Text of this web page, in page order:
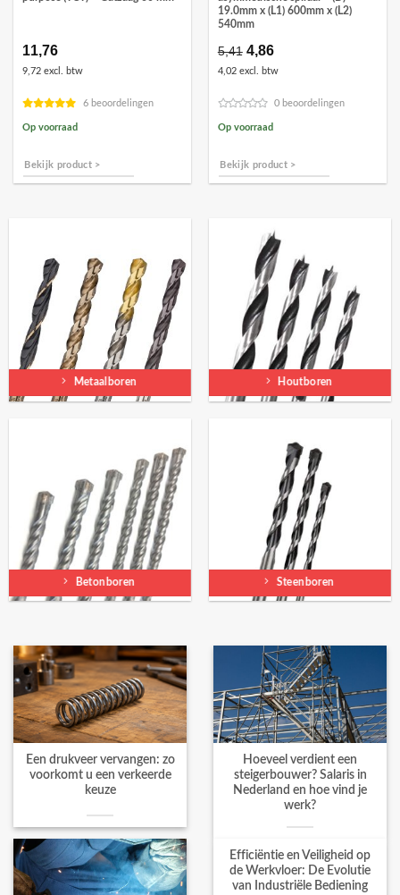
11,76
9,72 excl. btw
6 beoordelingen
Op voorraad
Bekijk product >
19.0mm x (L1) 600mm x (L2)
540mm
5,41 Oorspronkelijke
prijs
was:
4,86Huidige
is:
4,02 excl. btw
0 beoordelingen
Op voorraad
Bekijk product >
Metaalboren Houtboren
Betonboren Steenboren
Een drukveer vervangen: zo
voorkomt u een verkeerde
keuze
Hoeveel verdient een
steigerbouwer? Salaris in
Nederland en hoe vind je
werk?
Efficiëntie en Veiligheid op
de Werkvloer: De Evolutie
van Industriële Bediening